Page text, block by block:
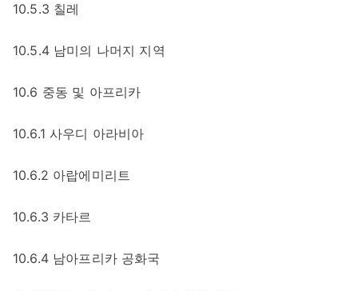
10.5.3 칠레
10.5.4 남미의 나머지 지역
10.6 중동 및 아프리카
10.6.1 사우디 아라비아
10.6.2 아랍에미리트
10.6.3 카타르
10.6.4 남아프리카 공화국